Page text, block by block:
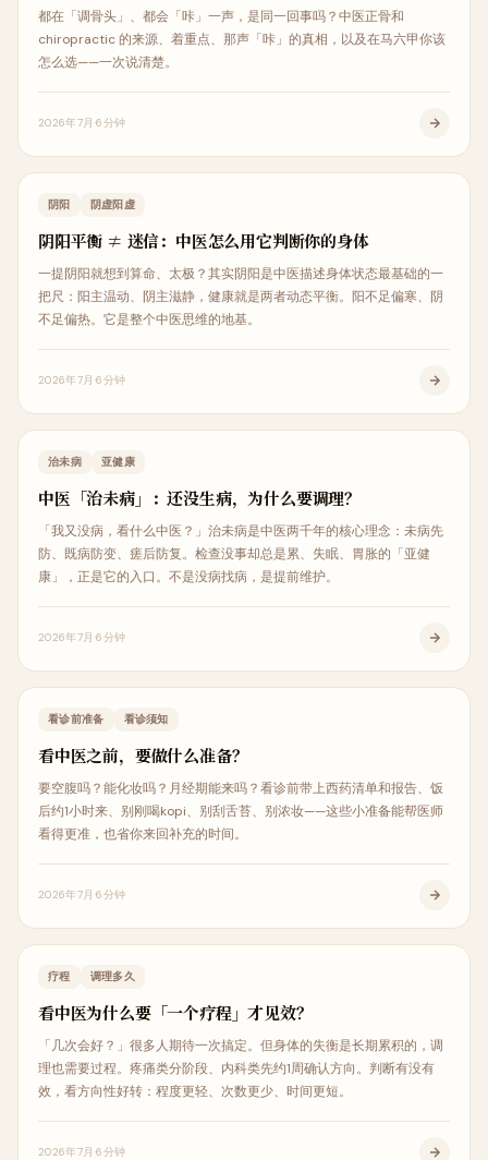
都在「调骨头」、都会「咔」一声，是同一回事吗？中医正骨和
chiropractic 的来源、着重点、那声「咔」的真相，以及在马六甲你该
怎么选——一次说清楚。
2026年7月6分钟
中医科普
阴阳 阴虚阳虚
阴阳平衡 ≠ 迷信：中医怎么用它判断你的身体
一提阴阳就想到算命、太极？其实阴阳是中医描述身体状态最基础的一
把尺：阳主温动、阴主滋静，健康就是两者动态平衡。阳不足偏寒、阴
不足偏热。它是整个中医思维的地基。
2026年7月6分钟
中医科普
治未病 亚健康
中医「治未病」：还没生病，为什么要调理？
「我又没病，看什么中医？」治未病是中医两千年的核心理念：未病先
防、既病防变、瘥后防复。检查没事却总是累、失眠、胃胀的「亚健
康」，正是它的入口。不是没病找病，是提前维护。
2026年7月6分钟
中医科普
看诊前准备 看诊须知
看中医之前，要做什么准备？
要空腹吗？能化妆吗？月经期能来吗？看诊前带上西药清单和报告、饭
后约1小时来、别刚喝kopi、别刮舌苔、别浓妆——这些小准备能帮医师
看得更准，也省你来回补充的时间。
2026年7月6分钟
中医科普
疗程 调理多久
看中医为什么要「一个疗程」才见效？
「几次会好？」很多人期待一次搞定。但身体的失衡是长期累积的，调
理也需要过程。疼痛类分阶段、内科类先约1周确认方向。判断有没有
效，看方向性好转：程度更轻、次数更少、时间更短。
2026年7月6分钟